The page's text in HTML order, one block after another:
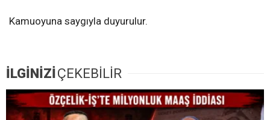
Kamuoyuna saygıyla duyurulur.
İLGİNİZİÇEKEBİLİR